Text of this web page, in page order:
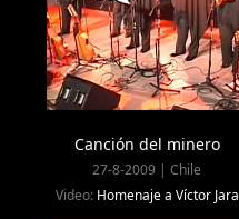
Canción del minero
27-8-2009 | Chile
Video: Homenaje a Víctor Jara